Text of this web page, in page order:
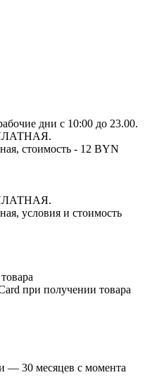
дни с 10:00 до 23.00.
стоимость - 12 BYN
условия и стоимость
при получении товара
— 30 месяцев с момента